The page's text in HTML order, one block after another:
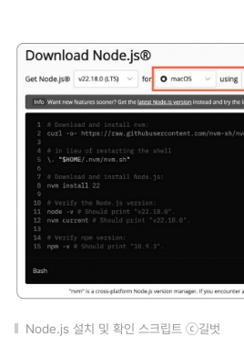
Node.js 설치 및 확인 스크립트 ⓒ길벗